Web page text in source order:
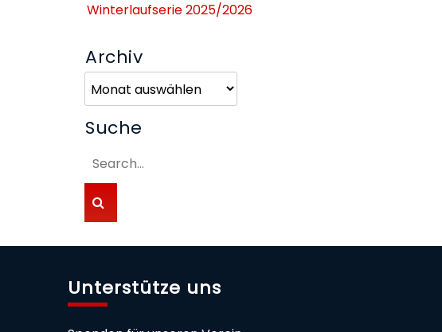
Winterlaufserie 2025/2026
Archiv
Suche
Unterstütze uns